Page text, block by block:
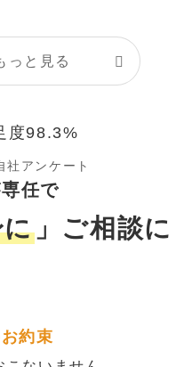
っと見る
アンケート
任で
」ご相談に
約束